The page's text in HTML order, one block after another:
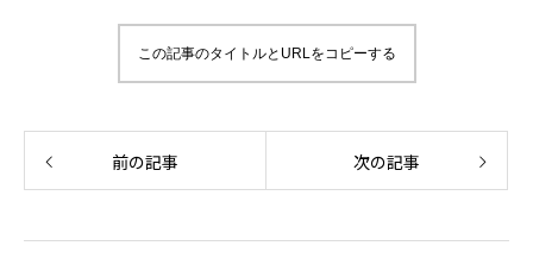
この記事のタイトルとURLをコピーする
前の記事 次の記事